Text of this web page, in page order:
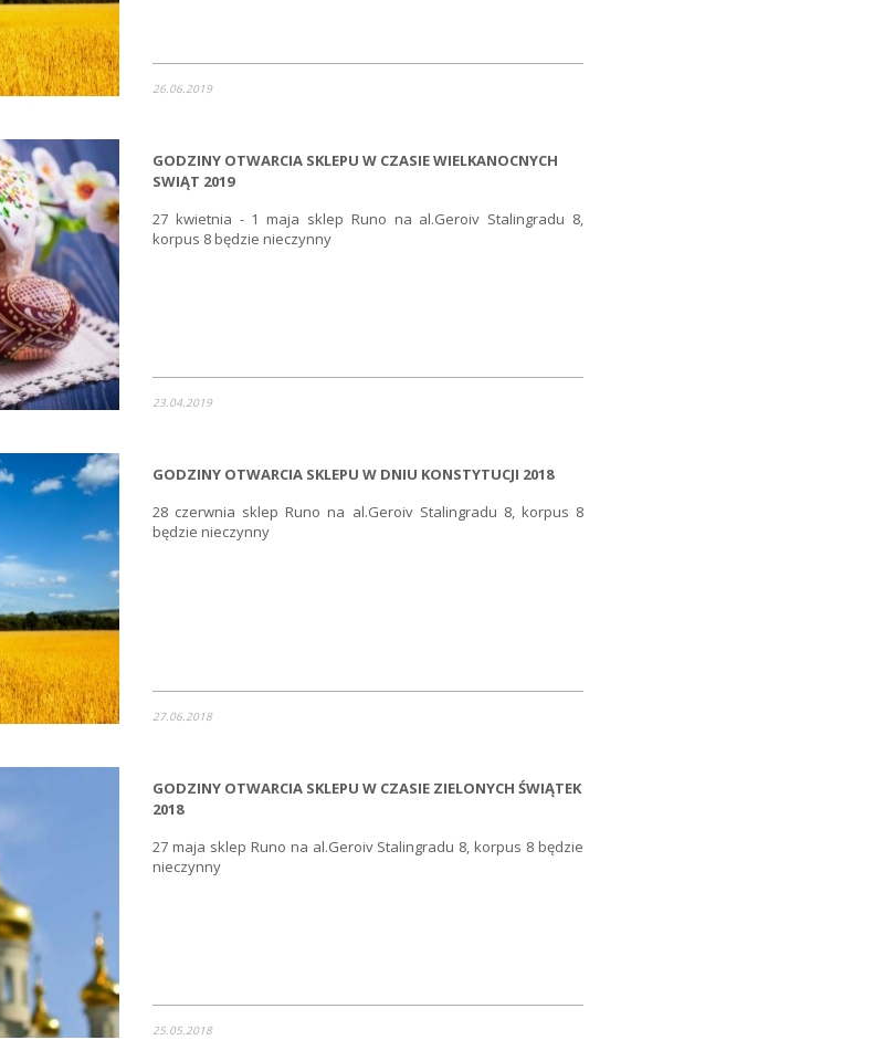
26.06.2019
GODZINY OTWARCIA SKLEPU W CZASIE WIELKANOCNYCH
SWIĄT 2019
27 kwietnia - 1 maja sklep Runo na al.Geroiv Stalingradu 8,
korpus 8 będzie nieczynny
23.04.2019
GODZINY OTWARCIA SKLEPU W DNIU KONSTYTUCJI 2018
28 czerwnia sklep Runo na al.Geroiv Stalingradu 8, korpus 8
będzie nieczynny
27.06.2018
GODZINY OTWARCIA SKLEPU W CZASIE ZIELONYCH ŚWIĄTEK
2018
27 maja sklep Runo na al.Geroiv Stalingradu 8, korpus 8 będzie
nieczynny
25.05.2018